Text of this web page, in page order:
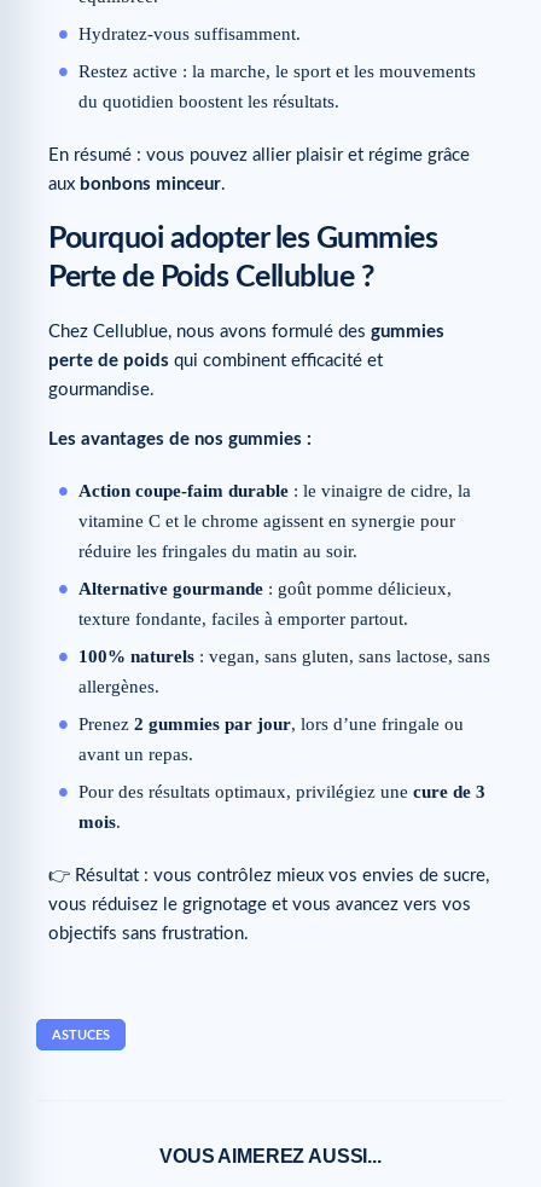
Hydratez-vous suffisamment.
Restez active : la marche, le sport et les mouvements
du quotidien boostent les résultats.
En résumé : vous pouvez allier plaisir et régime grâce
aux bonbons minceur.
Pourquoi adopter les Gummies
Perte de Poids Cellublue ?
Chez Cellublue, nous avons formulé des gummies
perte de poids qui combinent efficacité et
gourmandise.
Les avantages de nos gummies :
Action coupe-faim durable : le vinaigre de cidre, la
vitamine C et le chrome agissent en synergie pour
réduire les fringales du matin au soir.
Alternative gourmande : goût pomme délicieux,
texture fondante, faciles à emporter partout.
100% naturels : vegan, sans gluten, sans lactose, sans
allergènes.
Prenez 2 gummies par jour, lors d’une fringale ou
avant un repas.
Pour des résultats optimaux, privilégiez une cure de 3
mois.
👉 Résultat : vous contrôlez mieux vos envies de sucre,
vous réduisez le grignotage et vous avancez vers vos
objectifs sans frustration.
ASTUCES
VOUS AIMEREZ AUSSI...